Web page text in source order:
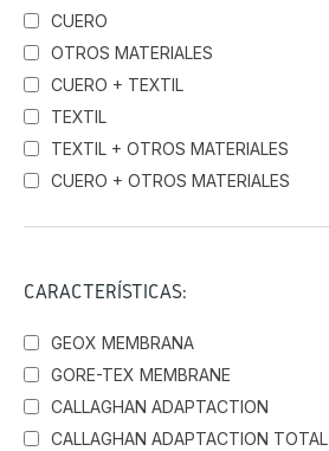
CUERO
OTROS MATERIALES
CUERO + TEXTIL
TEXTIL
TEXTIL + OTROS MATERIALES
CUERO + OTROS MATERIALES
CARACTERÍSTICAS:
GEOX MEMBRANA
GORE-TEX MEMBRANE
CALLAGHAN ADAPTACTION
CALLAGHAN ADAPTACTION TOTAL